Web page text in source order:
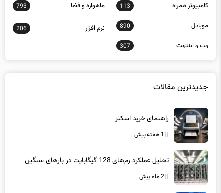
كامپيوتر همراه 113 ماهواره و فضا 793
موبايل 890 نرم افزار 206
وب و اينترنت 307
جدیدترین مقالات
راهنمای خرید اسکنر
1 هفته پیش
تحلیل عملکرد رم‌های 128 گیگابایت در بارهای سنگین
2 ماه پیش